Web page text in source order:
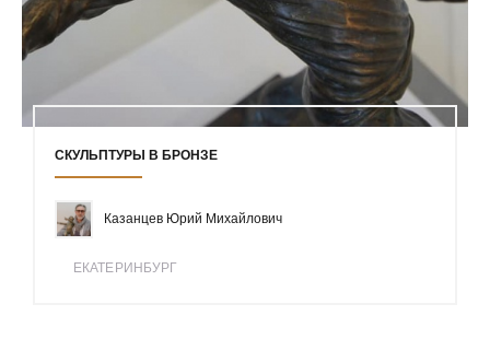
СКУЛЬПТУРЫ В БРОНЗЕ
Казанцев Юрий Михайлович
ЕКАТЕРИНБУРГ